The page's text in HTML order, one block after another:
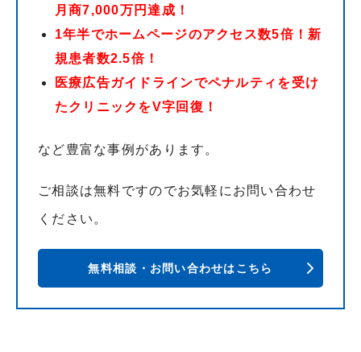
月商7,000万円達成！
1年半でホームページのアクセス数5倍！新
規患者数2.5倍！
医療広告ガイドラインでペナルティを受け
たクリニックをV字回復！
など豊富な事例があります。
ご相談は無料ですのでお気軽にお問い合わせ
ください。
無料相談・お問い合わせはこちら